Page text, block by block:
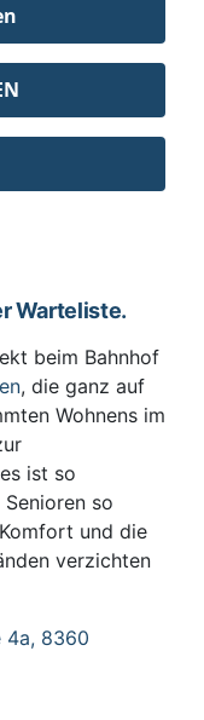
Warteliste.
beim Bahnhof
, die ganz auf
Wohnens im
ist so
so
und die
verzichten
4a, 8360